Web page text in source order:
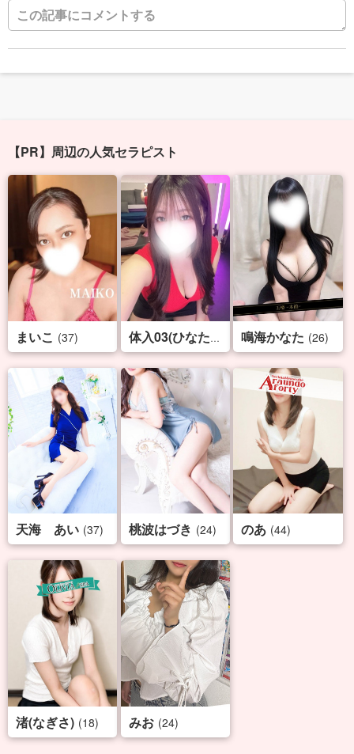
【PR】周辺の人気セラピスト
まいこ (37) 体入03(ひなた)(18) 鳴海かなた (26)
天海 あい (37) 桃波はづき (24) のあ (44)
渚(なぎさ) (18) みお (24)